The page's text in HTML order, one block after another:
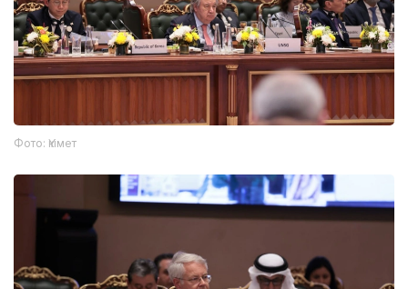
Фото: Үкімет